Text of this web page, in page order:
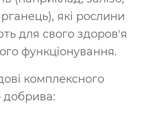
які рослини
для свого здоров'я
функціонування.
комплексного
добрива: